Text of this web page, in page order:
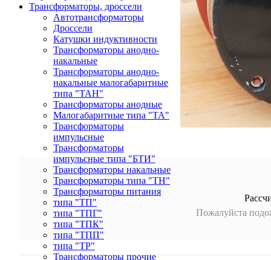
Трансформаторы, дроссели
Автотрансформаторы
Дроссели
Катушки индуктивности
Трансформаторы анодно-
накальные
Трансформаторы анодно-
накальные малогабаритные
типа "ТАН"
Трансформаторы анодные
Малогабаритные типа "ТА"
Трансформаторы
импульсные
Трансформаторы
импульсные типа "БТИ"
Трансформаторы накальные
Трансформаторы типа "ТН"
Трансформаторы питания
типа "ТП"
типа "ТПГ"
типа "ТПК"
типа "ТПП"
типа "ТР"
Трансформаторы прочие
Пожалуйста